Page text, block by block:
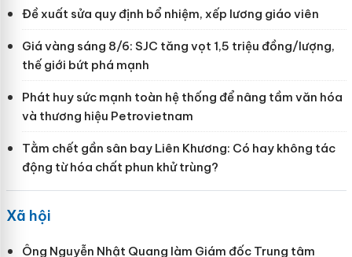
Đề xuất sửa quy định bổ nhiệm, xếp lương giáo viên
Giá vàng sáng 8/6: SJC tăng vọt 1,5 triệu đồng/lượng,
thế giới bứt phá mạnh
Phát huy sức mạnh toàn hệ thống để nâng tầm văn hóa
và thương hiệu Petrovietnam
Tằm chết gần sân bay Liên Khương: Có hay không tác
động từ hóa chất phun khử trùng?
Xã hội
Ông Nguyễn Nhật Quang làm Giám đốc Trung tâm